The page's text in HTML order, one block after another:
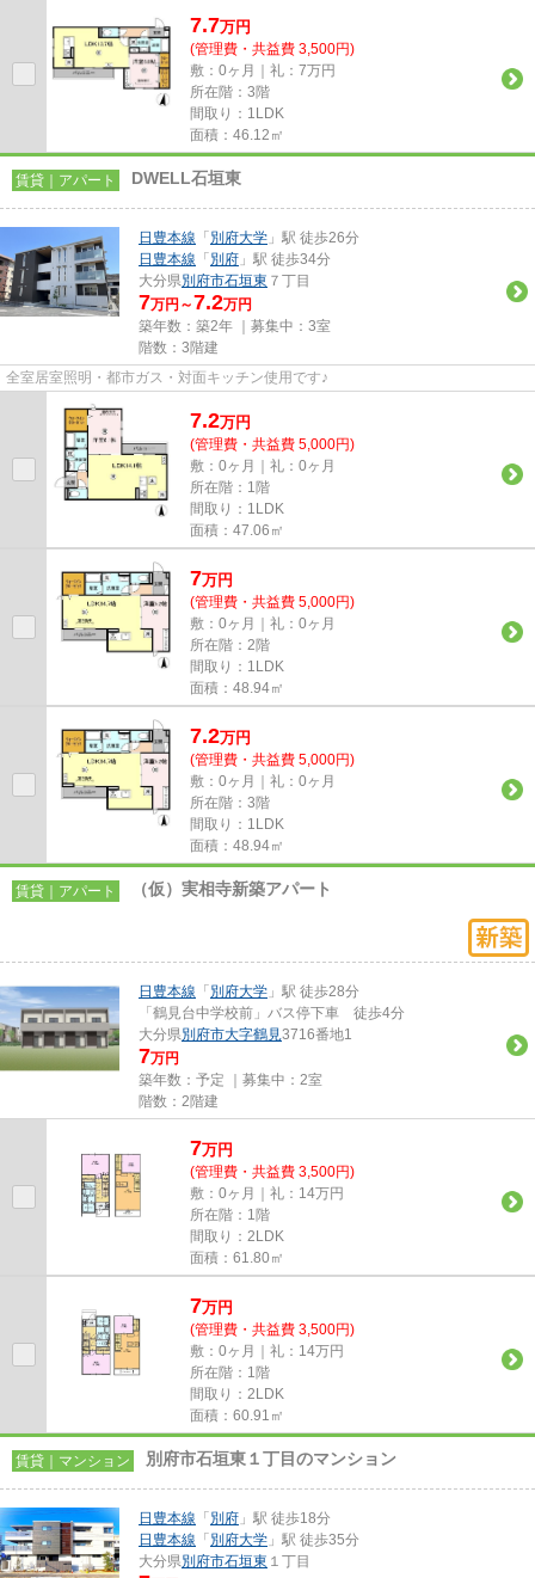
7.7万円
(管理費・共益費 3,500円)
敷：0ヶ月｜礼：7万円
所在階：3階
間取り：1LDK
面積：46.12㎡
賃貸｜アパート DWELL石垣東
日豊本線 「 別府大学 」駅 徒歩26分
日豊本線 「 別府 」駅 徒歩34分
大分県別府市石垣東 ７丁目
7万円～7.2万円
築年数：築2年 ｜募集中： 3室
階数：3階建
全室居室照明・都市ガス・対面キッチン使用です♪
7.2万円
(管理費・共益費 5,000円)
敷：0ヶ月｜礼：0ヶ月
所在階：1階
間取り：1LDK
面積：47.06㎡
7万円
(管理費・共益費 5,000円)
敷：0ヶ月｜礼：0ヶ月
所在階：2階
間取り：1LDK
面積：48.94㎡
7.2万円
(管理費・共益費 5,000円)
敷：0ヶ月｜礼：0ヶ月
所在階：3階
間取り：1LDK
面積：48.94㎡
賃貸｜アパート （仮）実相寺新築アパート
日豊本線 「 別府大学 」駅 徒歩28分
「鶴見台中学校前」バス停下車 徒歩4分
大分県別府市大字鶴見3716番地1
7万円
築年数：予定 ｜募集中： 2室
階数：2階建
7万円
(管理費・共益費 3,500円)
敷：0ヶ月｜礼：14万円
所在階：1階
間取り：2LDK
面積：61.80㎡
7万円
(管理費・共益費 3,500円)
敷：0ヶ月｜礼：14万円
所在階：1階
間取り：2LDK
面積：60.91㎡
賃貸｜マンション 別府市石垣東１丁目のマンション
日豊本線 「 別府 」駅 徒歩18分
日豊本線 「 別府大学 」駅 徒歩35分
大分県別府市石垣東 １丁目